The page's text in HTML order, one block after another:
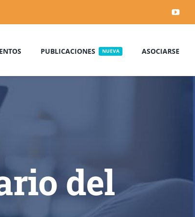
PUBLICACIONES NUEVA ASOCIARSE
del